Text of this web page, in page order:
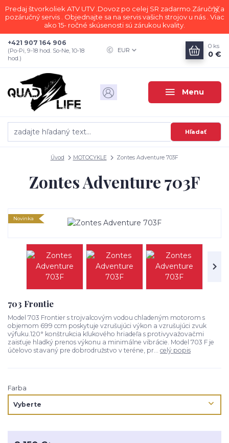
Predaj štvorkoliek ATV UTV .Dovoz po celej SR zadarmo.Záručný a
pozáručný servis . Objednajte sa na servis vašich strojov u nás . Viac
ako 15- ročné skúsenosti sú zárukou kvality.
Menu
EUR
Hľadať
+421 907 164 906
(Po-Pi, 9-18 hod. So-Ne, 10-18
hod.)
0 ks
0 €
Úvod MOTOCYKLE Zontes Adventure 703F
Zontes Adventure 703F
Novinka
703 Frontie
Model 703 Frontier s trojvalcovým vodou chladeným motorom s
objemom 699 ccm poskytuje vzrušujúci výkon a vzrušujúci zvuk
výfuku.120° konštrukcia kľukového hriadeľa s protivyvažovačmi
zaisťuje hladký prenos výkonu a minimálne vibrácie. Model 703 F je
účelovo stavaný pre dobrodružstvo v teréne, pr... celý popis
Farba